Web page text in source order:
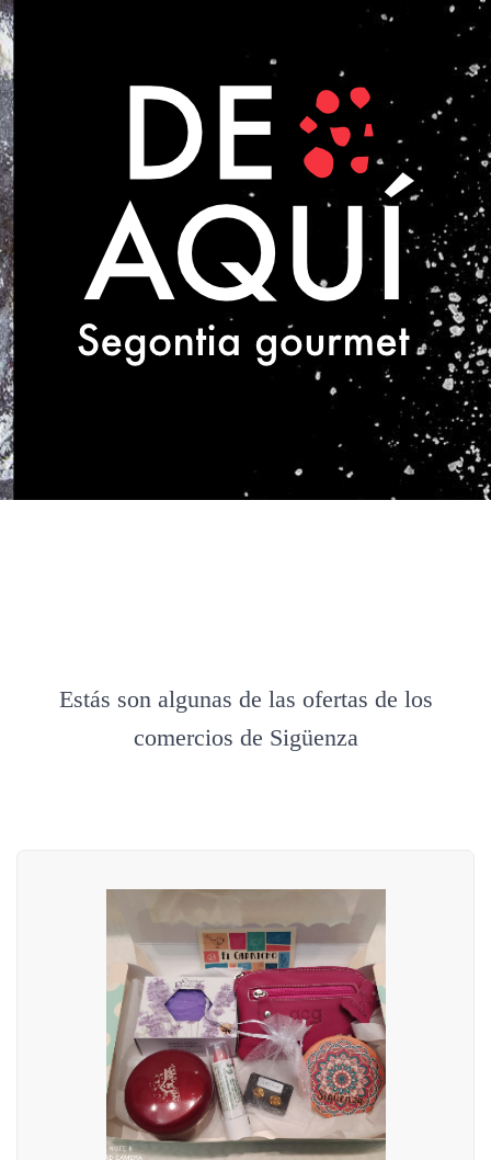
Estás son algunas de las ofertas de los
comercios de Sigüenza